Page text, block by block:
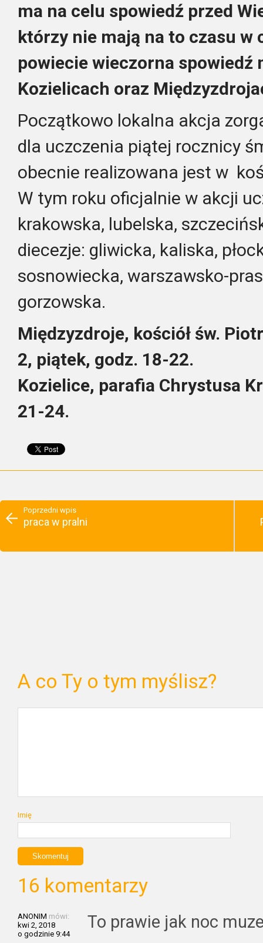
ma na celu spowiedź przed
którzy nie mają na to czasu w
powiecie wieczorna spowiedź
Kozielicach oraz
Początkowo lokalna akcja
dla uczczenia piątej rocznicy
obecnie realizowana jest w
W tym roku oficjalnie w akcji
krakowska, lubelska,
diecezje: gliwicka, kaliska,
sosnowiecka, warszawsko-
gorzowska.
Międzyzdroje, kościół św.
2, piątek, godz. 18-22.
Kozielice, parafia Chrystusa
21-24.
Poprzedni wpis
praca w pralni
A co Ty o tym myślisz?
Imię
16 komentarzy
ANONIM mówi:
kwi 2, 2018
o godzinie 9:44
To prawie jak noc